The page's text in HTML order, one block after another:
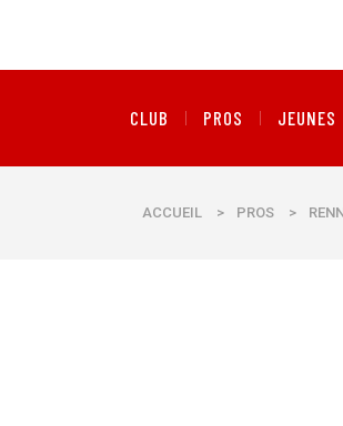
CLUB PROS JEUNES
ACCUEIL > PROS >